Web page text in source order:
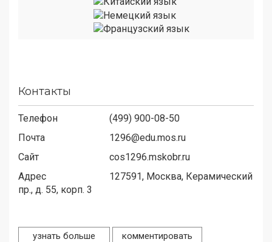
Контакты
Телефон
(499) 900-08-50
Почта
1296@edu.mos.ru
Сайт
cos1296.mskobr.ru
Адрес
127591, Москва, Керамический
пр., д. 55, корп. 3
узнать больше комментировать